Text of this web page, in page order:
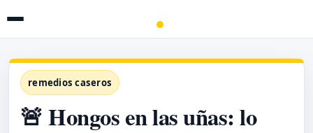
remedios caseros
🚨 Hongos en las uñas: lo